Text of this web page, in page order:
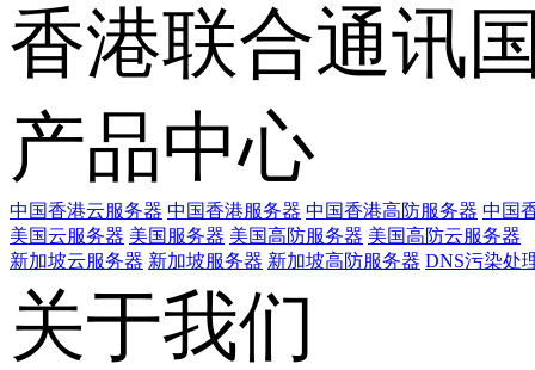
香港联合通讯
产品中心
中国香港云服务器 中国香港服务器 中国香港高防服务器 中国
美国云服务器 美国服务器 美国高防服务器 美国高防云服务器
新加坡云服务器 新加坡服务器 新加坡高防服务器 DNS污染处
关于我们